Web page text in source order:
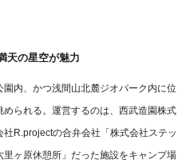
天の星空が魅力
内、かつ浅間山北麓ジオパーク内に位
られる。運営するのは、西武造園株式
R.projectの合弁会社「株式会社ステッ
ヶ原休憩所」だった施設をキャンプ場